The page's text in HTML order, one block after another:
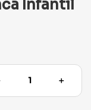
Infantil
＋